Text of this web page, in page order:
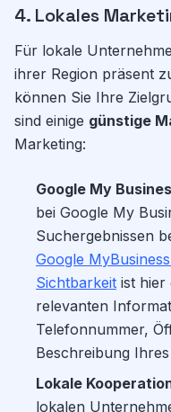
4. Lokales
Für lokale
ihrer Region präsent
können Sie Ihre
sind einige günstige
Marketing:
Google My
bei Google My
Suchergebnissen
Google
Sichtbarkeit ist hier
relevanten
Telefonnummer,
Beschreibung
Lokale
lokalen